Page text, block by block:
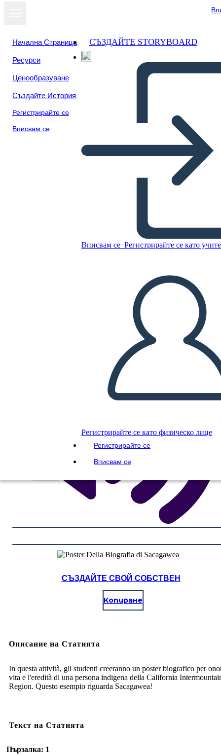
Начална Страница
Ресурси
Ценообразуване
Създайте История
Регистрирайте се
Вписвам се
СЪЗДАЙТЕ STORYBOARD
Вписвам се Регистрирайте се като
Регистрирайте се като физическо лице
Регистрирайте се
Вписвам се
Sacagawea
СЪЗДАЙТЕ СЦЕНАРИЙ
ПУСКАНЕ НА СЛАЙДШОУ
ЧЕТИ МИ
СЪЗДАЙТЕ СВОЙ СОБСТВЕН
Копиране
Описание на Статията
In questa attività, gli studenti creeranno un poster biografico per
vita e l'eredità di una persona indigena della California
Region. Questo esempio riguarda Sacagawea!
Текст на Статията
Пързалка: 1